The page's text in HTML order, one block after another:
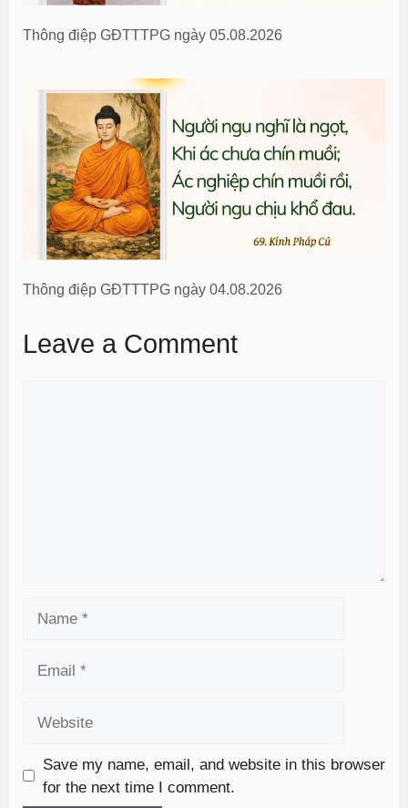
Thông điệp GĐTTTPG ngày 05.08.2026
Thông điệp GĐTTTPG ngày 04.08.2026
Leave a Comment
Save my name, email, and website in this browser
for the next time I comment.